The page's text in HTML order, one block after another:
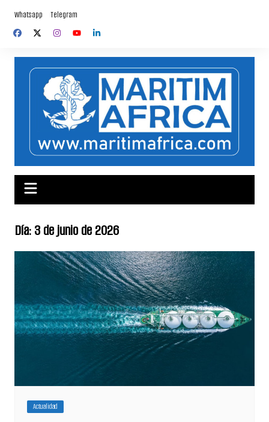
contenido
Whatsapp Telegram
Día:3 de junio de 2026
Actualidad